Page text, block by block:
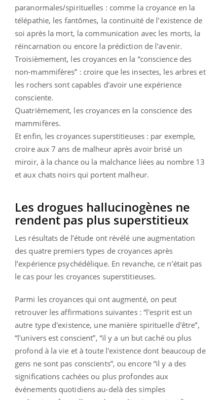
paranormales/spirituelles : comme la croyance en la
télépathie, les fantômes, la continuité de l'existence de
soi après la mort, la communication avec les morts, la
réincarnation ou encore la prédiction de l'avenir.
Troisièmement, les croyances en la “conscience des
non-mammifères” : croire que les insectes, les arbres et
les rochers sont capables d'avoir une expérience
consciente.
Quatrièmement, les croyances en la conscience des
mammifères.
Et enfin, les croyances superstitieuses : par exemple,
croire aux 7 ans de malheur après avoir brisé un
miroir, à la chance ou la malchance liées au nombre 13
et aux chats noirs qui portent malheur.
Les drogues hallucinogènes ne
rendent pas plus superstitieux
Les résultats de l’étude ont révélé une augmentation
des quatre premiers types de croyances après
l’expérience psychédélique. En revanche, ce n’était pas
le cas pour les croyances superstitieuses.
Parmi les croyances qui ont augmenté, on peut
retrouver les affirmations suivantes : “l'esprit est un
autre type d'existence, une manière spirituelle d'être”,
“l'univers est conscient”, “il y a un but caché ou plus
profond à la vie et à toute l'existence dont beaucoup de
gens ne sont pas conscients”, ou encore “il y a des
significations cachées ou plus profondes aux
événements quotidiens au-delà des simples